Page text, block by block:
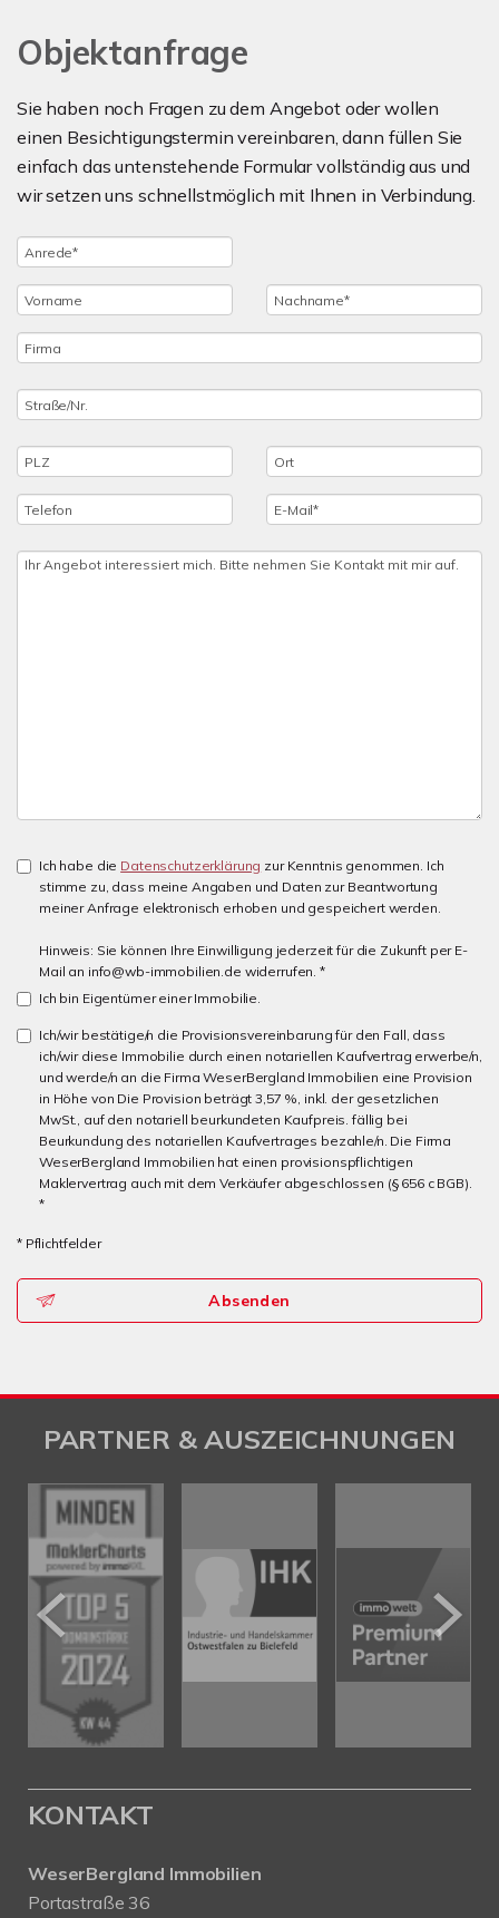
Objektanfrage
Sie haben noch Fragen zu dem Angebot oder wollen
einen Besichtigungstermin vereinbaren, dann füllen Sie
einfach das untenstehende Formular vollständig aus und
wir setzen uns schnellstmöglich mit Ihnen in Verbindung.
Ich habe die Datenschutzerklärung zur Kenntnis genommen. Ich
stimme zu, dass meine Angaben und Daten zur Beantwortung
meiner Anfrage elektronisch erhoben und gespeichert werden.
Hinweis: Sie können Ihre Einwilligung jederzeit für die Zukunft per E-
Mail an info@wb-immobilien.de widerrufen. *
Ich bin Eigentümer einer Immobilie.
Ich/wir bestätige/n die Provisionsvereinbarung für den Fall, dass
ich/wir diese Immobilie durch einen notariellen Kaufvertrag erwerbe/n,
und werde/n an die Firma WeserBergland Immobilien eine Provision
in Höhe von Die Provision beträgt 3,57 %, inkl. der gesetzlichen
MwSt., auf den notariell beurkundeten Kaufpreis. fällig bei
Beurkundung des notariellen Kaufvertrages bezahle/n. Die Firma
WeserBergland Immobilien hat einen provisionspflichtigen
Maklervertrag auch mit dem Verkäufer abgeschlossen (§ 656 c BGB).
*
* Pflichtfelder
Absenden
PARTNER & AUSZEICHNUNGEN
KONTAKT
WeserBergland Immobilien
Portastraße 36